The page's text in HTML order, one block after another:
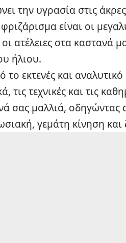
την υγρασία στις
φριζάρισμα είναι οι
ατέλειες στα καστανά
ήλιου.
το εκτενές και
τις τεχνικές και τις
σας μαλλιά,
γεμάτη κίνηση και